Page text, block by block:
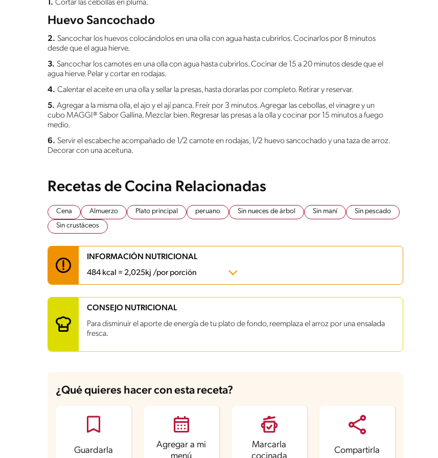
1. Cortar las cebollas en pluma.
Huevo Sancochado
2. Sancochar los huevos colocándolos en una olla con agua hasta cubrirlos. Cocinarlos por 8 minutos
desde que el agua hierve.
3. Sancochar los camotes en una olla con agua hasta cubrirlos. Cocinar de 15 a 20 minutos desde que el
agua hierve. Pelar y cortar en rodajas.
4. Calentar el aceite en una olla y sellar la presas, hasta dorarlas por completo. Retirar y reservar.
5. Agregar a la misma olla, el ajo y el ají panca. Freír por 3 minutos. Agregar las cebollas, el vinagre y un
cubo MAGGI® Sabor Gallina. Mezclar bien. Regresar las presas a la olla y cocinar por 15 minutos a fuego
medio.
6. Servir el escabeche acompañado de 1/2 camote en rodajas, 1/2 huevo sancochado y una taza de arroz.
Decorar con una aceituna.
Recetas de Cocina Relacionadas
Cena Almuerzo Plato principal peruano Sin nueces de árbol Sin maní
Sin pescado
Sin crustáceos
INFORMACIÓN NUTRICIONAL
484 kcal = 2,025kj /por porción
Carbohidratos 77.6 g
Grasas 11.4 g
Fibra 5.2 g
CONSEJO NUTRICIONAL
Para disminuir el aporte de energía de tu plato de fondo, reemplaza el arroz por una ensalada
fresca.
¿Qué quieres hacer con esta receta?
Guardarla
Agregar a mi
Marcarla
Compartirla